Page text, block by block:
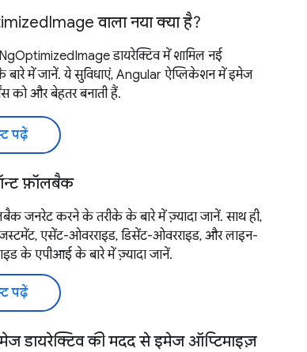
वाला नया क्या है?
डायरेक्टिव में शामिल नई
बारे में जानें. ये सुविधाएं, Angular ऐप्लिकेशन में इमेज
को और बेहतर बनाती हैं.
पढ़ें
फ़ॉलबैक
जनरेट करने के तरीके के बारे में ज़्यादा जानें. साथ ही,
एसेंट-ओवरराइड, डिसेंट-ओवरराइड, और लाइन-
के एपीआई के बारे में ज़्यादा जानें.
पढ़ें
डायरेक्टिव की मदद से इमेज ऑप्टिमाइज़